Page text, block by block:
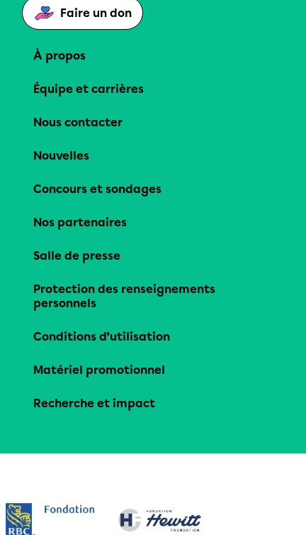
Faire un don
À propos
Équipe et carrières
Nous contacter
Nouvelles
Concours et sondages
Nos partenaires
Salle de presse
Protection des renseignements
personnels
Conditions d’utilisation
Matériel promotionnel
Recherche et impact